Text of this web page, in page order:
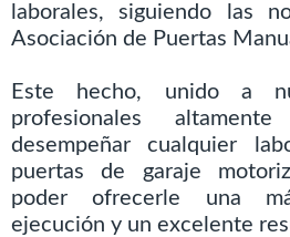
laborales, siguiendo las
Asociación de Puertas
Este hecho, unido a
profesionales
desempeñar cualquier
puertas de garaje
poder ofrecerle una
ejecución y un excelente